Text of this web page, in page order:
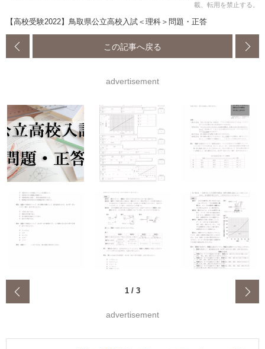
載、転用を禁止する。
【高校受験2022】鳥取県公立高校入試＜理科＞問題・正答
この記事へ戻る
advertisement
1 / 3
advertisement